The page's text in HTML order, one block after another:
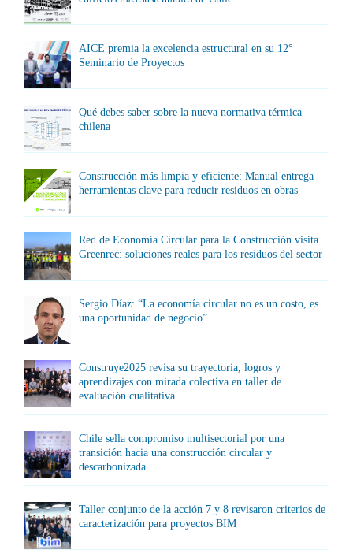
AICE premia la excelencia estructural en su 12°
Seminario de Proyectos
Qué debes saber sobre la nueva normativa térmica
chilena
Construcción más limpia y eficiente: Manual entrega
herramientas clave para reducir residuos en obras
Red de Economía Circular para la Construcción visita
Greenrec: soluciones reales para los residuos del sector
Sergio Díaz: “La economía circular no es un costo, es
una oportunidad de negocio”
Construye2025 revisa su trayectoria, logros y
aprendizajes con mirada colectiva en taller de
evaluación cualitativa
Chile sella compromiso multisectorial por una
transición hacia una construcción circular y
descarbonizada
Taller conjunto de la acción 7 y 8 revisaron criterios de
caracterización para proyectos BIM